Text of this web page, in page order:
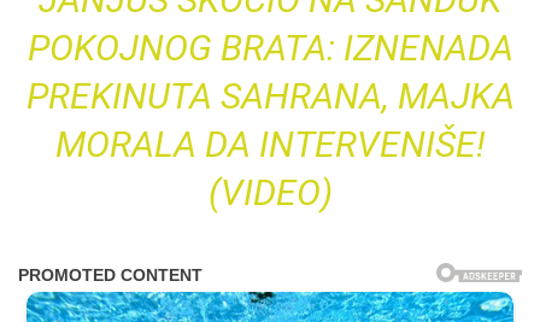
POKOJNOG BRATA: IZNENADA
PREKINUTA SAHRANA, MAJKA
MORALA DA INTERVENIŠE!
(VIDEO)